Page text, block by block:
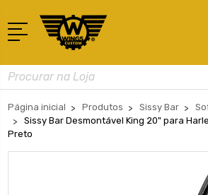
Busca
Página inicial Produtos Sissy Bar
Sissy Bar Desmontável King 20" para
Preto